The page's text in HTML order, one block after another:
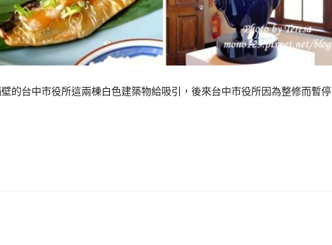
的台中市役所這兩棟白色建築物給吸引，後來台中市役所因為整修而暫停